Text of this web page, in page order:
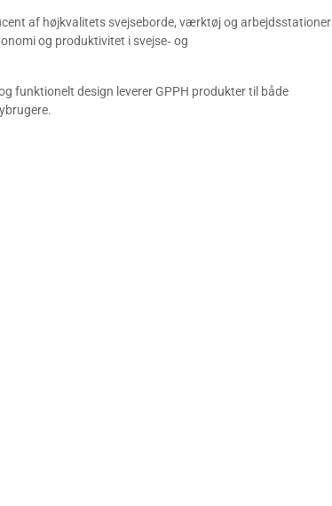
af højkvalitets svejseborde, værktøj og arbejdsstationer
og produktivitet i svejse‑ og
funktionelt design leverer GPPH produkter til både